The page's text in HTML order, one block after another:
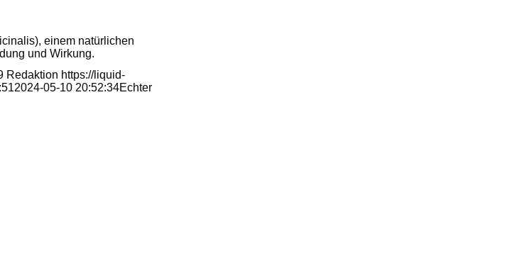
einem natürlichen
und Wirkung.
Redaktion https://liquid-
2024-05-10 20:52:34Echter